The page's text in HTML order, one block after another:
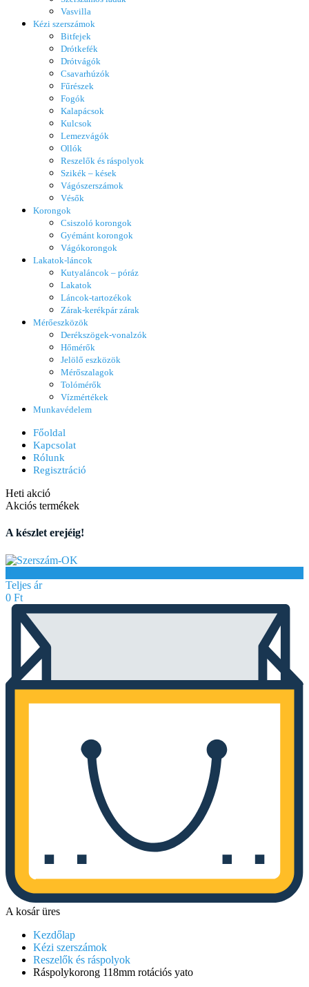
Vasvilla
Kézi szerszámok
Bitfejek
Drótkefék
Drótvágók
Csavarhúzók
Fűrészek
Fogók
Kalapácsok
Kulcsok
Lemezvágók
Ollók
Reszelők és ráspolyok
Szikék – kések
Vágószerszámok
Vésők
Korongok
Csiszoló korongok
Gyémánt korongok
Vágókorongok
Lakatok-láncok
Kutyaláncok – póráz
Lakatok
Láncok-tartozékok
Zárak-kerékpár zárak
Mérőeszközök
Derékszögek-vonalzók
Hőmérők
Jelölő eszközök
Mérőszalagok
Tolómérők
Vízmértékek
Munkavédelem
Főoldal
Kapcsolat
Rólunk
Regisztráció
Heti akció
Akciós termékek
A készlet erejéig!
Teljes ár
0 Ft
A kosár üres
Kezdőlap
Kézi szerszámok
Reszelők és ráspolyok
Ráspolykorong 118mm rotációs yato